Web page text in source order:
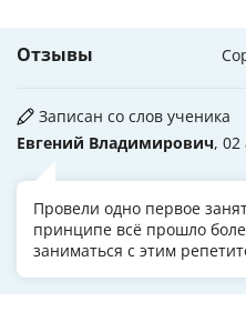
Отзывы
Евгений Владимирович, 02
Записан со слов ученика
Провели одно первое
принципе всё прошло
заниматься с этим